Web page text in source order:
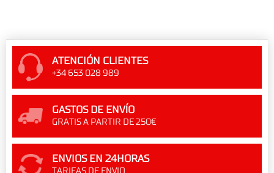
ATENCIÓN CLIENTES
+34 653 028 989
GASTOS DE ENVÍO
GRATIS A PARTIR DE 250€
ENVIOS EN 24HORAS
TARIFAS DE ENVIO